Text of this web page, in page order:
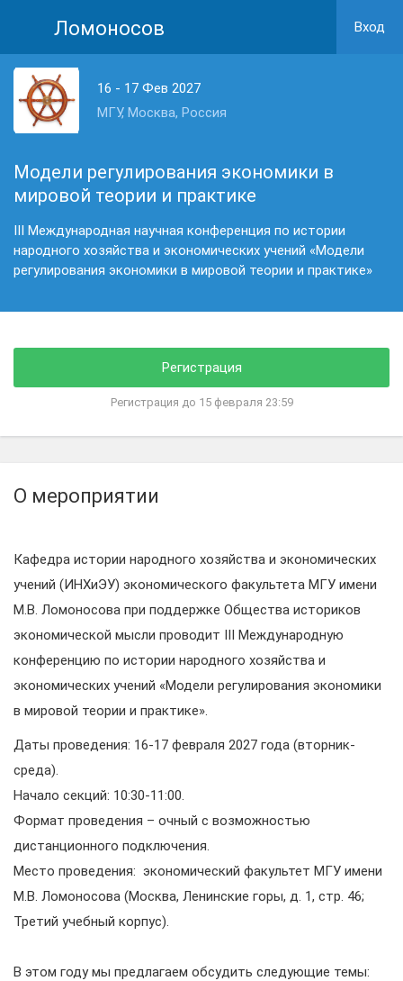
Ломоносов Вход
16 - 17 Фев 2027
МГУ, Москва, Россия
Модели регулирования экономики в
мировой теории и практике
III Международная научная конференция по истории
народного хозяйства и экономических учений «Модели
регулирования экономики в мировой теории и практике»
Регистрация
Регистрация до 15 февраля 23:59
О мероприятии
Кафедра истории народного хозяйства и экономических
учений (ИНХиЭУ) экономического факультета МГУ имени
М.В. Ломоносова при поддержке Общества историков
экономической мысли проводит III Международную
конференцию по истории народного хозяйства и
экономических учений «Модели регулирования экономики
в мировой теории и практике».
Даты проведения: 16-17 февраля 2027 года (вторник-
среда).
Начало секций: 10:30-11:00.
Формат проведения – очный с возможностью
дистанционного подключения.
Место проведения: экономический факультет МГУ имени
М.В. Ломоносова (Москва, Ленинские горы, д. 1, стр. 46;
Третий учебный корпус).
В этом году мы предлагаем обсудить следующие темы: